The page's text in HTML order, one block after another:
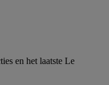
en het laatste Le